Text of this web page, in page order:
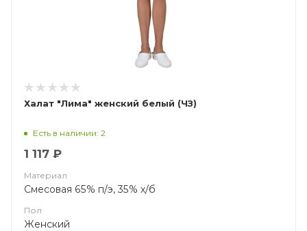
Халат "Лима" женский белый (ЧЗ)
Есть в наличии: 2
1 117 ₽
Материал
Смесовая 65% п/э, 35% х/б
Пол
Женский